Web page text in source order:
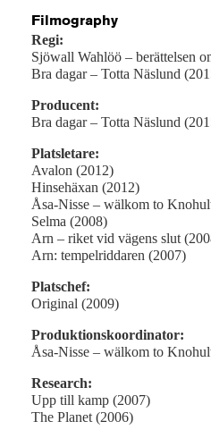
Filmography
Regi:
Sjöwall Wahlöö – berättelsen
Bra dagar – Totta Näslund
Producent:
Bra dagar – Totta Näslund
Platsletare:
Avalon (2012)
Hinsehäxan (2012)
Åsa-Nisse – wälkom to
Selma (2008)
Arn – riket vid vägens slut
Arn: tempelriddaren (2007)
Platschef:
Original (2009)
Produktionskoordinator:
Åsa-Nisse – wälkom to
Research:
Upp till kamp (2007)
The Planet (2006)